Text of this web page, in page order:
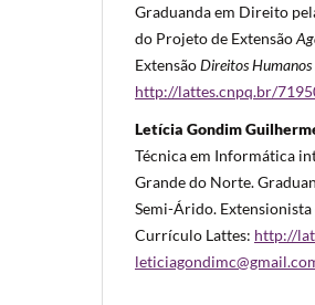
Graduanda em Direito
do Projeto de Extensão
ExtensãoDireitos
http://lattes.cnpq.br/
Letícia Gondim
Técnica em Informática
Grande do Norte.
Semi-Árido.
Currículo Lattes: http://